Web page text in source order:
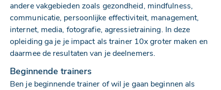
andere vakgebieden zoals gezondheid, mindfulness,
communicatie, persoonlijke effectiviteit, management,
internet, media, fotografie, agressietraining. In deze
opleiding ga je je impact als trainer 10x groter maken en
daarmee de resultaten van je deelnemers.
Beginnende trainers
Ben je beginnende trainer of wil je gaan beginnen als